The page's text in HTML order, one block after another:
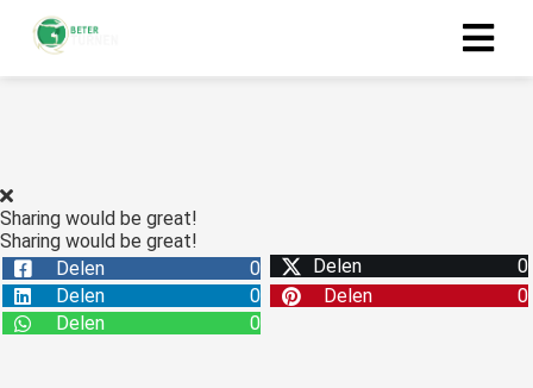
Sharing would be great!
Sharing would be great!
Delen
0 Delen
0
Delen
0 Delen
0
Delen
0